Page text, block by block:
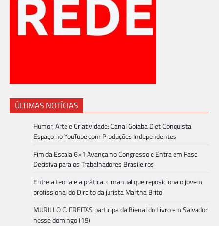
ÚLTIMAS NOTÍCIAS
Humor, Arte e Criatividade: Canal Goiaba Diet Conquista
Espaço no YouTube com Produções Independentes
Fim da Escala 6×1 Avança no Congresso e Entra em Fase
Decisiva para os Trabalhadores Brasileiros
Entre a teoria e a prática: o manual que reposiciona o jovem
profissional do Direito da jurista Martha Brito
MURILLO C. FREITAS participa da Bienal do Livro em Salvador
nesse domingo (19)